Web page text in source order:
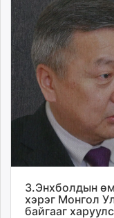
caak.mn
news.mn
zindaa.mn
Baabar.mn
tovch.mn
ikon.mn
mnb.mn
Livetv.mn
shuud.mn
eagle.mn
ergelt.mn
З.Энхболдын
хэрэг Монгол
байгааг